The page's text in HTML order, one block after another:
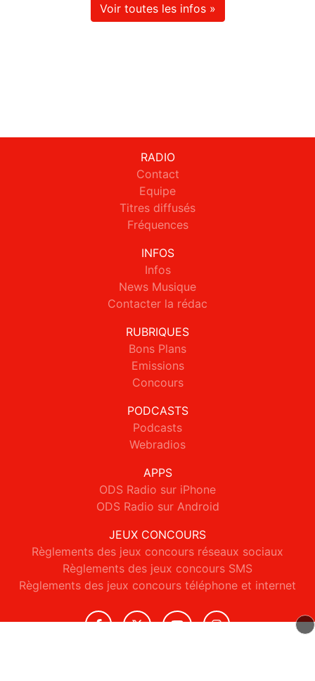
Voir toutes les infos »
RADIO
Contact
Equipe
Titres diffusés
Fréquences
INFOS
Infos
News Musique
Contacter la rédac
RUBRIQUES
Bons Plans
Emissions
Concours
PODCASTS
Podcasts
Webradios
APPS
ODS Radio sur iPhone
ODS Radio sur Android
JEUX CONCOURS
Règlements des jeux concours réseaux sociaux
Règlements des jeux concours SMS
Règlements des jeux concours téléphone et internet